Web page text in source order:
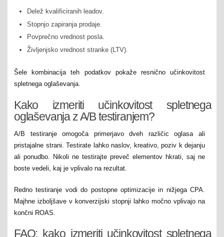
Delež kvalificiranih leadov.
Stopnjo zapiranja prodaje.
Povprečno vrednost posla.
Življenjsko vrednost stranke (LTV).
Šele kombinacija teh podatkov pokaže resnično učinkovitost
spletnega oglaševanja.
Kako izmeriti učinkovitost spletnega
oglaševanja z A/B testiranjem?
A/B testiranje omogoča primerjavo dveh različic oglasa ali
pristajalne strani. Testirate lahko naslov, kreativo, poziv k dejanju
ali ponudbo. Nikoli ne testirajte preveč elementov hkrati, saj ne
boste vedeli, kaj je vplivalo na rezultat.
Redno testiranje vodi do postopne optimizacije in nižjega CPA.
Majhne izboljšave v konverzijski stopnji lahko močno vplivajo na
končni ROAS.
FAQ: kako izmeriti učinkovitost spletnega